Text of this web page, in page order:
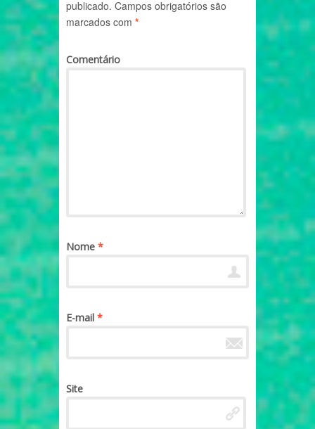
publicado. Campos obrigatórios são
marcados com *
Comentário
Nome *
E-mail *
Site